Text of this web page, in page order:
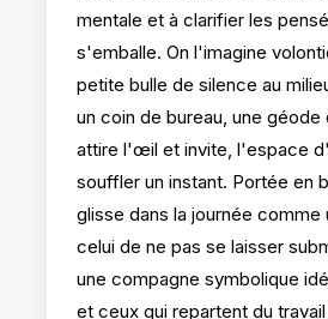
mentale et à clarifier les
s'emballe. On l'imagine
petite bulle de silence au
un coin de bureau, une
attire l'œil et invite, l'espace
souffler un instant. Portée en
glisse dans la journée comme
celui de ne pas se laisser
une compagne symbolique
et ceux qui repartent du